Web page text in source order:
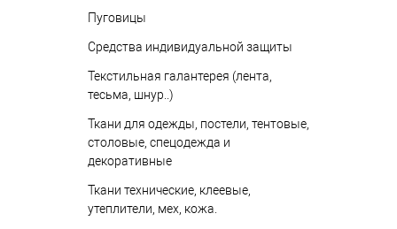
Пуговицы
Средства индивидуальной защиты
Текстильная галантерея (лента,
тесьма, шнур..)
Ткани для одежды, постели, тентовые,
столовые, спецодежда и
декоративные
Ткани технические, клеевые,
утеплители, мех, кожа.